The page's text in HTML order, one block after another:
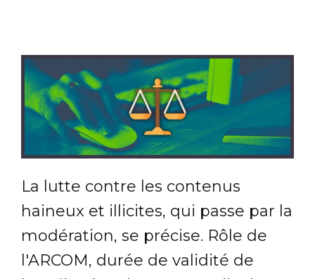
La lutte contre les contenus
haineux et illicites, qui passe par la
modération, se précise. Rôle de
l'ARCOM, durée de validité de